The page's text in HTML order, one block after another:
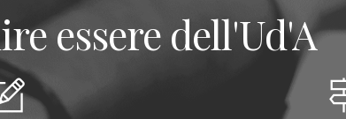
essere dell'Ud'A